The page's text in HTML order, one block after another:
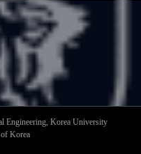
Engineering, Korea University
Korea